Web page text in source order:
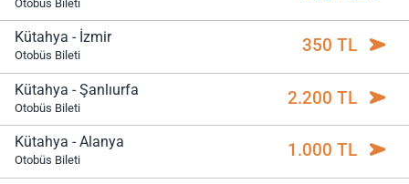
Otobüs Bileti
Kütahya - İzmir
Otobüs Bileti 350 TL
Kütahya - Şanlıurfa
Otobüs Bileti 2.200 TL
Kütahya - Alanya
Otobüs Bileti 1.000 TL